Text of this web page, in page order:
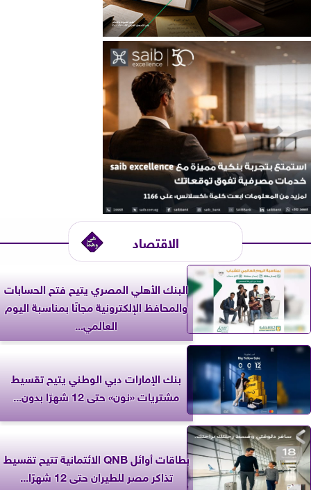
الاقتصاد
البنك الأهلي المصري يتيح فتح الحسابات
والمحافظ الإلكترونية مجانًا بمناسبة اليوم
العالمي...
بنك الإمارات دبي الوطني يتيح تقسيط
مشتريات «نون» حتى 12 شهرًا بدون...
بطاقات أوائل QNB الائتمانية تتيح تقسيط
تذاكر مصر للطيران حتى 12 شهرًا...